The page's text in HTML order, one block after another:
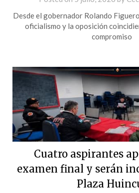
Desde el gobernador Rolando
oficialismo y la oposición
compromiso
Cuatro aspirantes
examen final y serán
Plaza